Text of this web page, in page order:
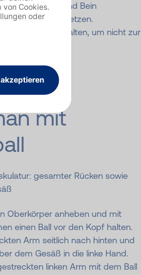
diagonal Arm und Bein
und wieder absetzen.
beibehalten, um nicht zur
mit
gesamter Rücken sowie
Oberkörper anheben und mit
einen Ball vor den Kopf halten.
Arm seitlich nach hinten und
dem Gesäß in die linke Hand.
linken Arm mit dem Ball